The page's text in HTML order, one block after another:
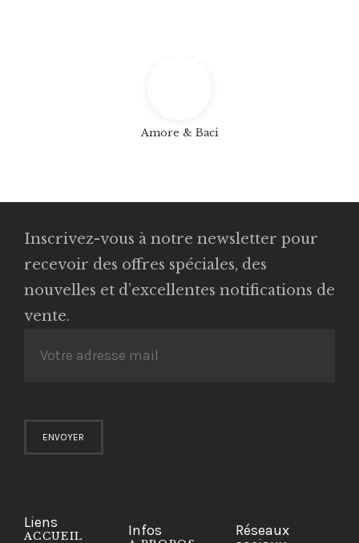
Amore & Baci
Inscrivez-vous à notre newsletter pour
recevoir des offres spéciales, des
nouvelles et d’excellentes notifications de
vente.
Liens
ACCUEIL
Infos
Réseaux